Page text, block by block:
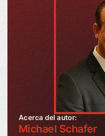
Acerca del autor:
Michael Schafer